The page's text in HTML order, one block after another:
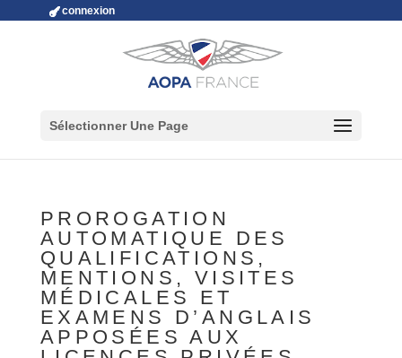
connexion
Sélectionner Une Page
PROROGATION
AUTOMATIQUE DES
QUALIFICATIONS,
MENTIONS, VISITES
MÉDICALES ET
EXAMENS D’ANGLAIS
APPOSÉES AUX